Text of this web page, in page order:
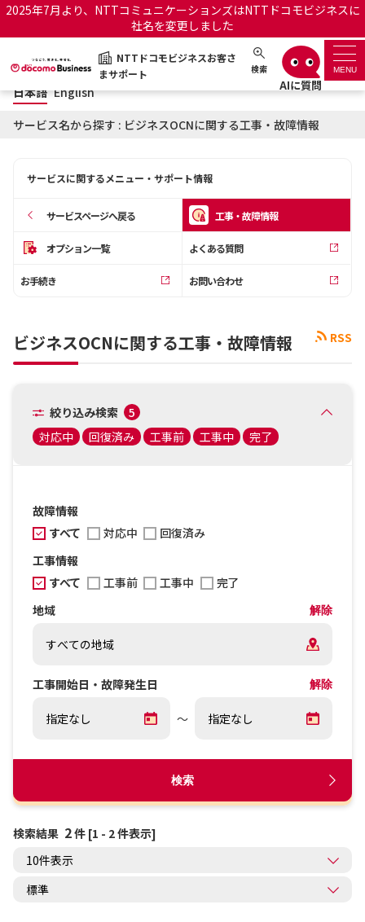
2025年7月より、NTTコミュニケーションズはNTTドコモビジネスに
社名を変更しました
NTTドコモビジネスお客さ
まサポート
検索 MENU
NTTドコモビジネスお客さまサポート 日本語 English
サポートトップ
お知らせ サポートサイトの使い方
OCNのお客さまはこちら
工事・故障情報通知サー
オフィシャルサイト
日本語 English
サービス名から探す : ビジネスOCNに関する工事・故障情報
サービスに関するメニュー・サポート情報
サービスページへ戻る 工事・故障情報
オプション一覧 よくある質問
お手続き お問い合わせ
RSS
ビジネスOCNに関する工事・故障情報
絞り込み検索
5
対応中
回復済み 工事前 工事中 完了
故障情報
すべて
対応中
回復済み
工事情報
すべて
工事前 工事中
完了
地域
解除
工事開始日・故障発生日 解除
～
検索
検索結果 2件 [1 - 2 件表示]